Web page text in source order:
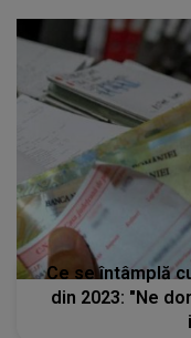
Ce se întâmplă
din 2023: "Ne